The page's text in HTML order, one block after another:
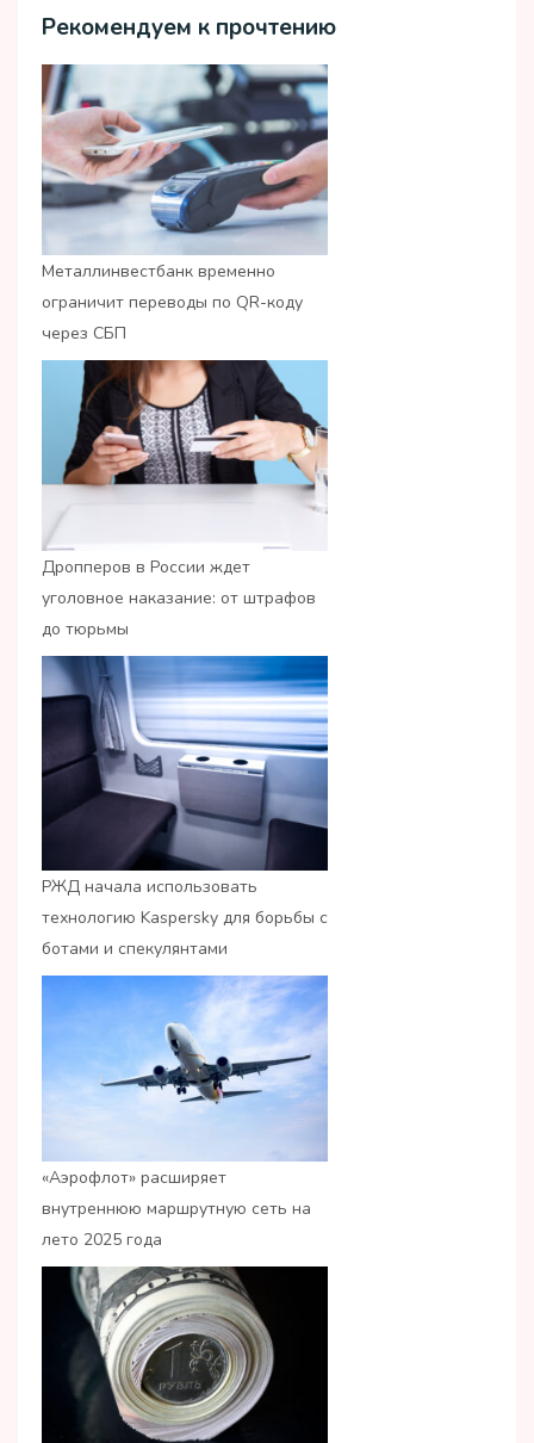
Рекомендуем к прочтению
Металлинвестбанк временно
ограничит переводы по QR-коду
через СБП
Дропперов в России ждет
уголовное наказание: от штрафов
до тюрьмы
РЖД начала использовать
технологию Kaspersky для борьбы с
ботами и спекулянтами
«Аэрофлот» расширяет
внутреннюю маршрутную сеть на
лето 2025 года